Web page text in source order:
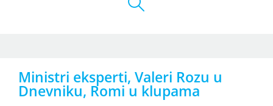
Ministri eksperti, Valeri Rozu u
Dnevniku, Romi u klupama